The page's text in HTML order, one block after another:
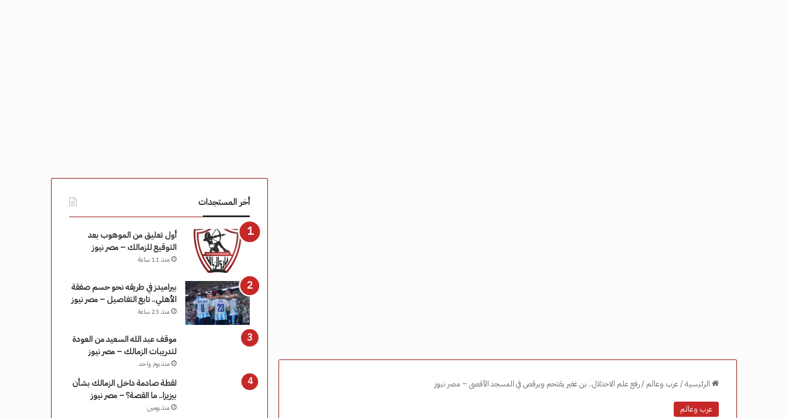
الرئيسية/عرب وعالم /رفع علم الاحتلال.. بن غفير يقتحم ويرقص في المسجد الأقصى – مصر نيوز
عرب وعالم
أخر المستجدات
أول تعليق من الموهوب بعد
التوقيع للزمالك – مصر نيوز
منذ 11 ساعة
بيراميدز في طريقه نحو حسم صفقة
الأهلي.. تابع التفاصيل – مصر نيوز
منذ 23 ساعة
موقف عبد الله السعيد من العودة
لتدريبات الزمالك – مصر نيوز
منذ يوم واحد
لقطة صادمة داخل الزمالك بشأن
بيزيزا.. ما القصة؟ – مصر نيوز
منذ يومين